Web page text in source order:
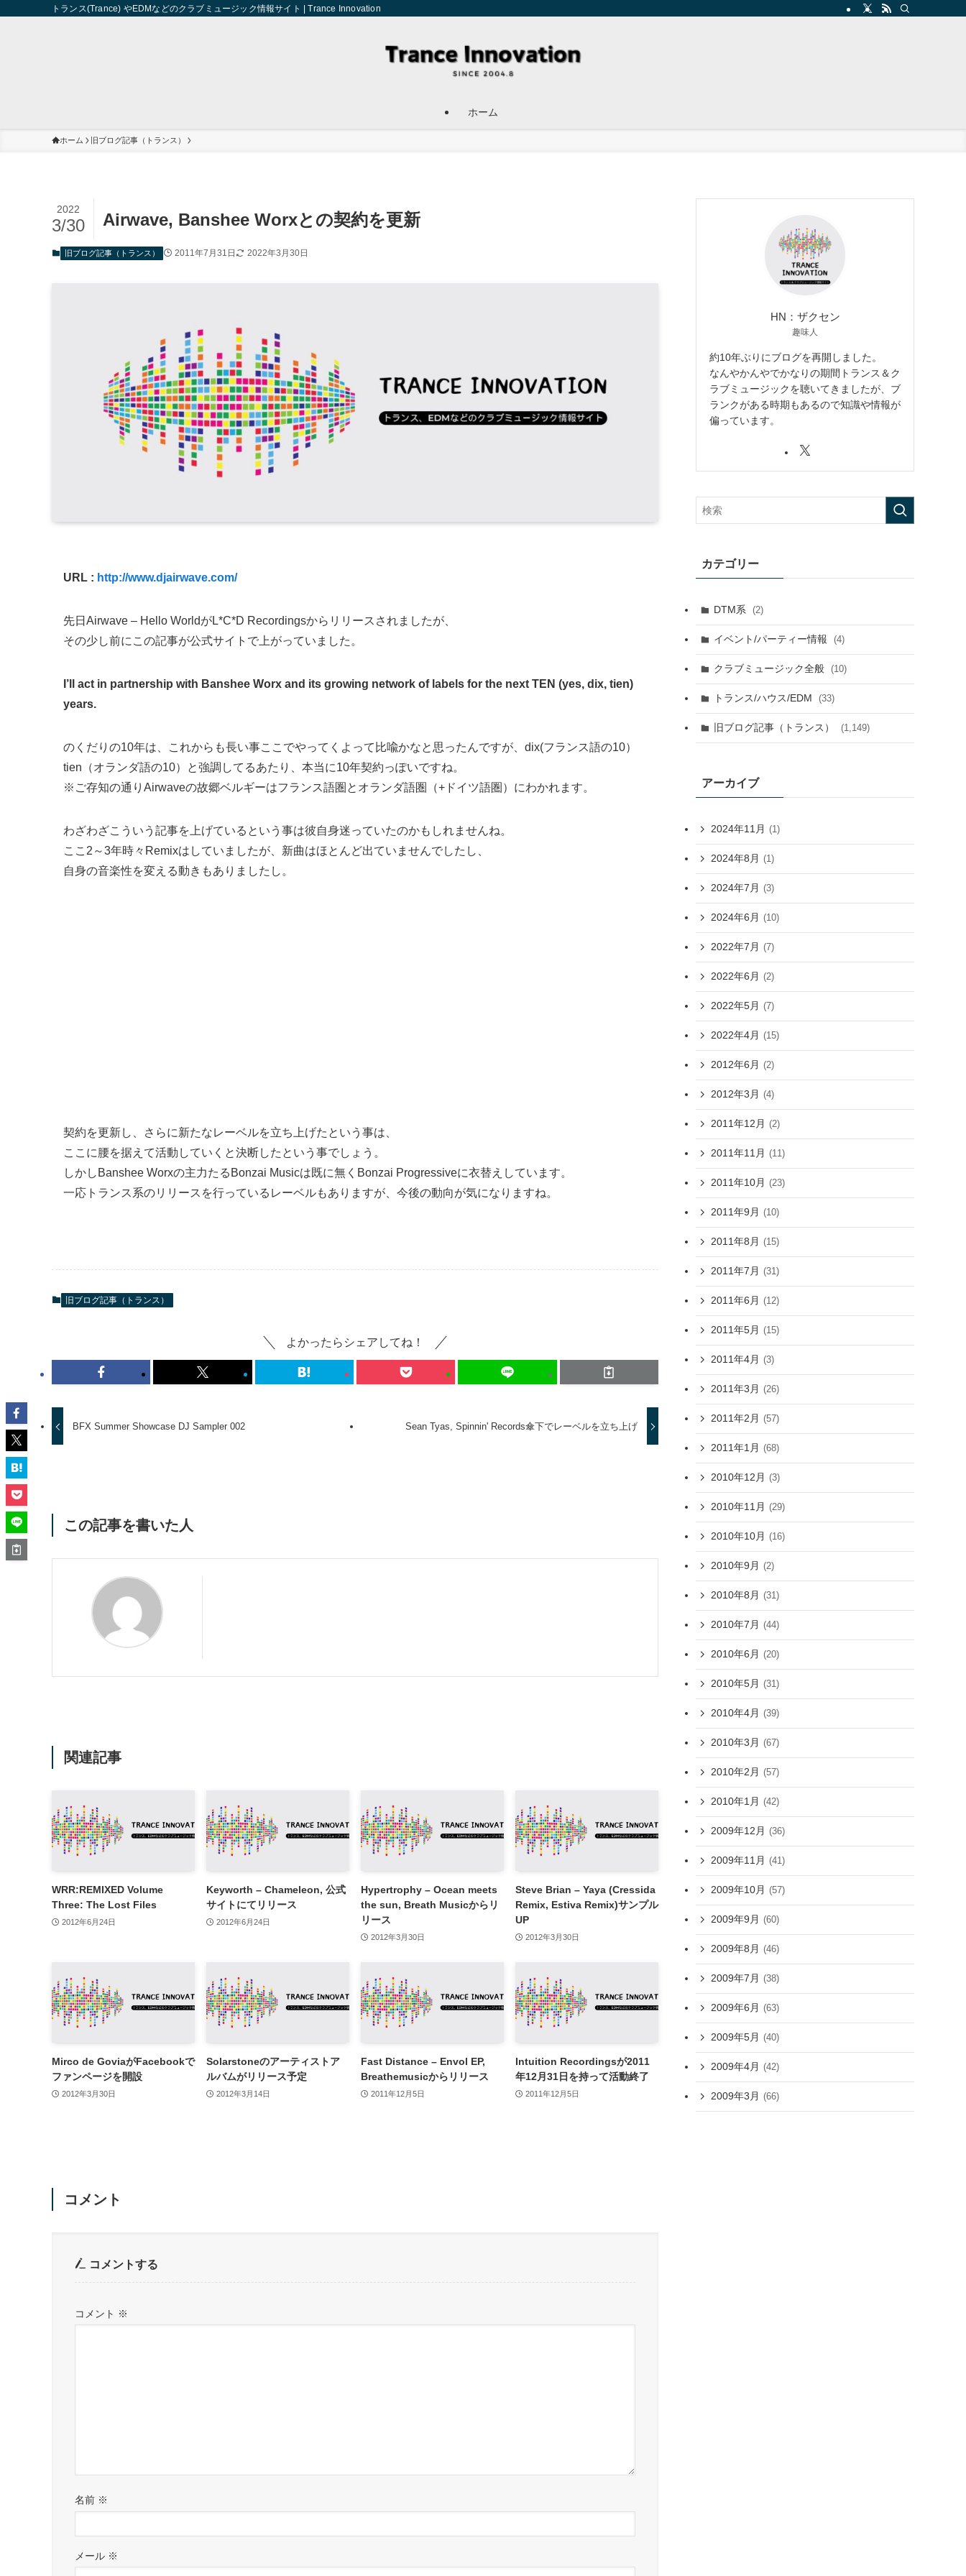
トランス(Trance) やEDMなどのクラブミュージック情報サイト | Trance Innovation
ホーム
ホーム 旧ブログ記事（トランス）
Airwave, Banshee Worxとの契約を更新
2022
3/30
旧ブログ記事（トランス） 2011年7月31日 2022年3月30日
URL : http://www.djairwave.com/
先日Airwave – Hello WorldがL*C*D Recordingsからリリースされましたが、
その少し前にこの記事が公式サイトで上がっていました。
I’ll act in partnership with Banshee Worx and its growing network of labels for the next TEN (yes, dix, tien)
years.
のくだりの10年は、これからも長い事ここでやってくよって比喩かなと思ったんですが、dix(フランス語の10）
tien（オランダ語の10）と強調してるあたり、本当に10年契約っぽいですね。
※ご存知の通りAirwaveの故郷ベルギーはフランス語圏とオランダ語圏（+ドイツ語圏）にわかれます。
わざわざこういう記事を上げているという事は彼自身迷っていたのかもしれませんね。
ここ2～3年時々Remixはしていましたが、新曲はほとんど出ていませんでしたし、
自身の音楽性を変える動きもありましたし。
契約を更新し、さらに新たなレーベルを立ち上げたという事は、
ここに腰を据えて活動していくと決断したという事でしょう。
しかしBanshee Worxの主力たるBonzai Musicは既に無くBonzai Progressiveに衣替えしています。
一応トランス系のリリースを行っているレーベルもありますが、今後の動向が気になりますね。
旧ブログ記事（トランス）
よかったらシェアしてね！
BFX Summer Showcase DJ Sampler 002 Sean Tyas, Spinnin' Records傘下でレーベルを立ち上げ
この記事を書いた人
関連記事
WRR:REMIXED Volume
Three: The Lost Files
2012年6月24日
Keyworth – Chameleon, 公式
サイトにてリリース
2012年6月24日
Hypertrophy – Ocean meets
the sun, Breath Musicからリ
リース
2012年3月30日
Steve Brian – Yaya (Cressida
Remix, Estiva Remix)サンプル
UP
2012年3月30日
Mirco de GoviaがFacebookで
ファンページを開設
2012年3月30日
Solarstoneのアーティストア
ルバムがリリース予定
2012年3月14日
Fast Distance – Envol EP,
Breathemusicからリリース
2011年12月5日
Intuition Recordingsが2011
年12月31日を持って活動終了
2011年12月5日
コメント
コメントする
コメント ※
名前 ※
メール ※
HN：ザクセン
趣味人
約10年ぶりにブログを再開しました。
なんやかんやでかなりの期間トランス＆ク
ラブミュージックを聴いてきましたが、ブ
ランクがある時期もあるので知識や情報が
偏っています。
カテゴリー
DTM系 (2)
イベント/パーティー情報 (4)
クラブミュージック全般 (10)
トランス/ハウス/EDM (33)
旧ブログ記事（トランス） (1,149)
アーカイブ
2024年11月 (1)
2024年8月 (1)
2024年7月 (3)
2024年6月 (10)
2022年7月 (7)
2022年6月 (2)
2022年5月 (7)
2022年4月 (15)
2012年6月 (2)
2012年3月 (4)
2011年12月 (2)
2011年11月 (11)
2011年10月 (23)
2011年9月 (10)
2011年8月 (15)
2011年7月 (31)
2011年6月 (12)
2011年5月 (15)
2011年4月 (3)
2011年3月 (26)
2011年2月 (57)
2011年1月 (68)
2010年12月 (3)
2010年11月 (29)
2010年10月 (16)
2010年9月 (2)
2010年8月 (31)
2010年7月 (44)
2010年6月 (20)
2010年5月 (31)
2010年4月 (39)
2010年3月 (67)
2010年2月 (57)
2010年1月 (42)
2009年12月 (36)
2009年11月 (41)
2009年10月 (57)
2009年9月 (60)
2009年8月 (46)
2009年7月 (38)
2009年6月 (63)
2009年5月 (40)
2009年4月 (42)
2009年3月 (66)